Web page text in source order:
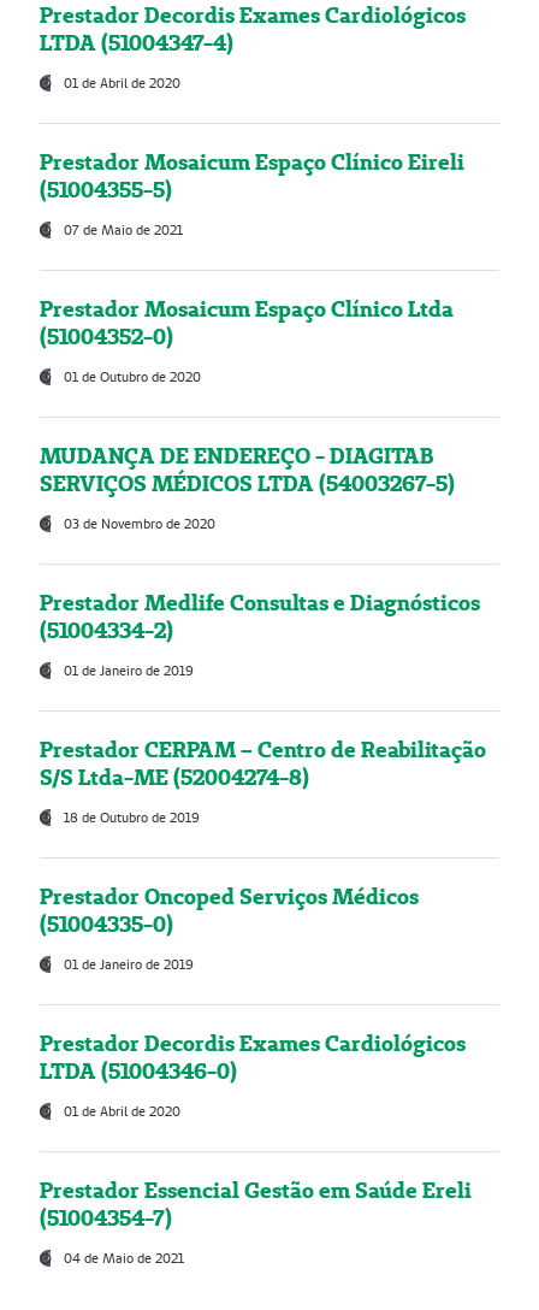
Prestador Decordis Exames Cardiológicos
LTDA (51004347-4)
01 de Abril de 2020
Prestador Mosaicum Espaço Clínico Eireli
(51004355-5)
07 de Maio de 2021
Prestador Mosaicum Espaço Clínico Ltda
(51004352-0)
01 de Outubro de 2020
MUDANÇA DE ENDEREÇO - DIAGITAB
SERVIÇOS MÉDICOS LTDA (54003267-5)
03 de Novembro de 2020
Prestador Medlife Consultas e Diagnósticos
(51004334-2)
01 de Janeiro de 2019
Prestador CERPAM – Centro de Reabilitação
S/S Ltda-ME (52004274-8)
18 de Outubro de 2019
Prestador Oncoped Serviços Médicos
(51004335-0)
01 de Janeiro de 2019
Prestador Decordis Exames Cardiológicos
LTDA (51004346-0)
01 de Abril de 2020
Prestador Essencial Gestão em Saúde Ereli
(51004354-7)
04 de Maio de 2021